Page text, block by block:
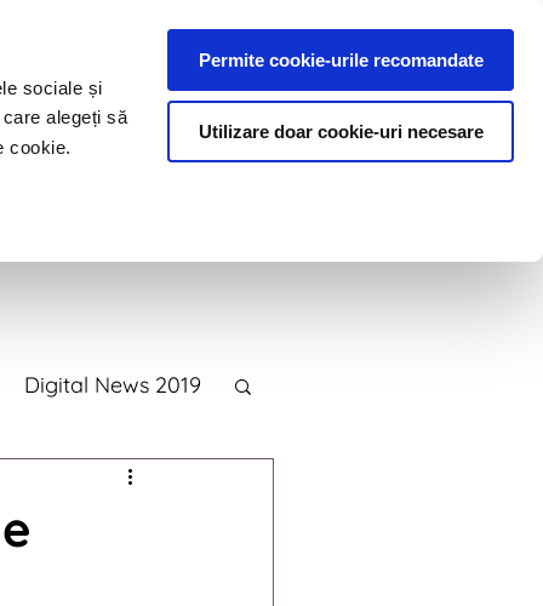
sociale și
alegeți să
cookie.
Permite cookie-urile recomandate
Utilizare doar cookie-uri necesare
Digital News 2019